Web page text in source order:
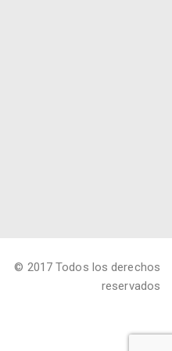
© 2017 Todos los derechos
reservados